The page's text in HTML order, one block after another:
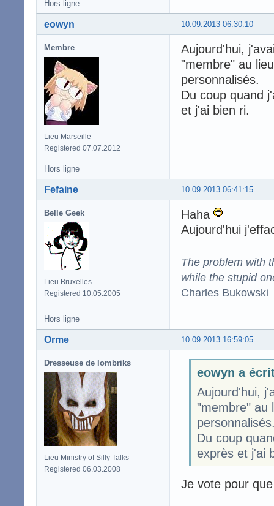
Hors ligne
10.09.2013 06:30:10
eowyn
Membre
Lieu Marseille
Registered 07.07.2012
Aujourd'hui,
"membre" au
personnalisés.
Du coup quand
et j'ai bien ri.
Hors ligne
10.09.2013 06:41:15
Fefaine
Belle Geek
Lieu Bruxelles
Registered 10.05.2005
Haha
Aujourd'hui
The problem with
while the stupid
Charles Bukowski
Hors ligne
10.09.2013 16:59:05
Orme
Dresseuse de lombriks
Lieu Ministry of Silly Talks
Registered 06.03.2008
eowyn a
Aujourd'hui,
"membre" au
Du coup
exprès et j'ai
Je vote pour